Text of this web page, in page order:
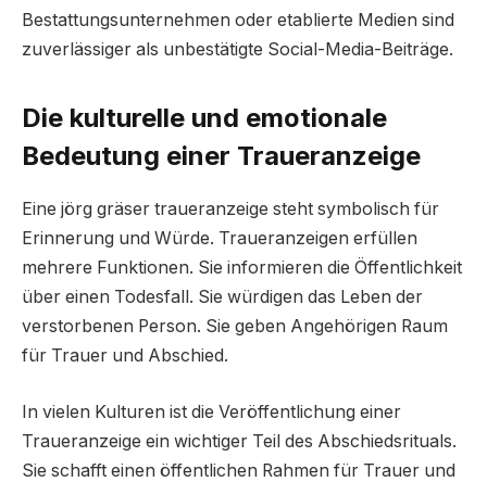
Bestattungsunternehmen oder etablierte Medien sind
zuverlässiger als unbestätigte Social-Media-Beiträge.
Die kulturelle und emotionale
Bedeutung einer Traueranzeige
Eine jörg gräser traueranzeige steht symbolisch für
Erinnerung und Würde. Traueranzeigen erfüllen
mehrere Funktionen. Sie informieren die Öffentlichkeit
über einen Todesfall. Sie würdigen das Leben der
verstorbenen Person. Sie geben Angehörigen Raum
für Trauer und Abschied.
In vielen Kulturen ist die Veröffentlichung einer
Traueranzeige ein wichtiger Teil des Abschiedsrituals.
Sie schafft einen öffentlichen Rahmen für Trauer und